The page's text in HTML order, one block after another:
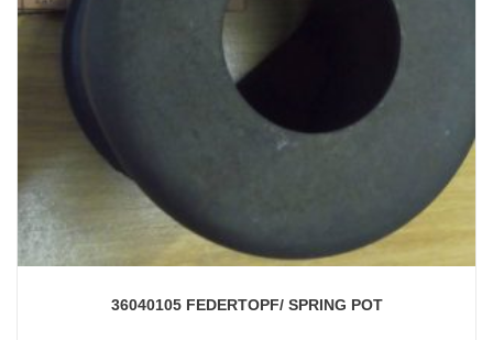
36040105 FEDERTOPF/ SPRING POT